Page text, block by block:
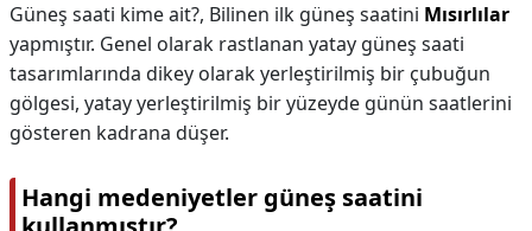
Güneş saati kime ait?, Bilinen ilk güneş saatini Mısırlılar
yapmıştır. Genel olarak rastlanan yatay güneş saati
tasarımlarında dikey olarak yerleştirilmiş bir çubuğun
gölgesi, yatay yerleştirilmiş bir yüzeyde günün saatlerini
gösteren kadrana düşer.
Hangi medeniyetler güneş saatini